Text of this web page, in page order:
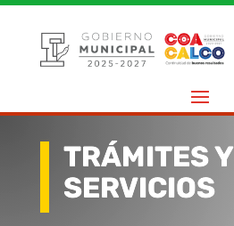
TRÁMITES Y
SERVICIOS